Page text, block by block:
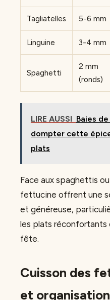
Tagliatelles 5-6 mm
Linguine 3-4 mm
Spaghetti
2 mm
(ronds)
LIRE AUSSI Baies
dompter cette
plats
Face aux spaghettis
fettucine offrent une
et généreuse,
les plats réconfortants
fête.
Cuisson des
et